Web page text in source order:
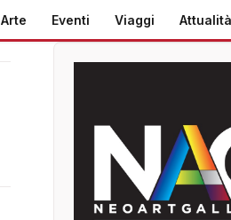
Arte Eventi Viaggi Attualità